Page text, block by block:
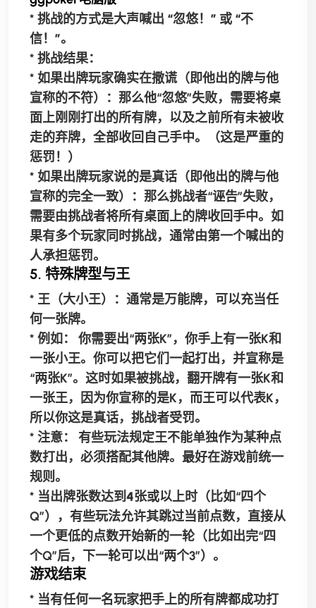
* 挑战的方式是大声喊出 “忽悠！” 或 “不
信！”。
* 挑战结果：
* 如果出牌玩家确实在撒谎 （即他出的牌与他
宣称的不符）：那么他“忽悠”失败，需要将桌
面上刚刚打出的所有牌，以及之前所有未被收
走的弃牌，全部收回自己手中。
（这是严重的
惩罚！）
* 如果出牌玩家说的是真话 （即他出的牌与他
宣称的完全一致）：那么挑战者“诬告”失败，
需要由挑战者将所有桌面上的牌收回手中。如
果有多个玩家同时挑战，通常由第一个喊出的
人承担惩罚。
5. 特殊牌型与王
* 王（大小王）
：通常是万能牌，可以充当任
何一张牌。
* 例如：
你需要出“两张K”，你手上有一张K和
一张小王。你可以把它们一起打出，并宣称是
“两张K”。这时如果被挑战，翻开牌有一张K和
一张王，因为你宣称的是K，而王可以代表K，
所以你这是真话，挑战者受罚。
* 注意：
有些玩法规定王不能单独作为某种点
数打出，必须搭配其他牌。最好在游戏前统一
规则。
* 当出牌张数达到4张或以上时 （比如“四个
Q”），有些玩法允许其跳过当前点数，直接从
一个更低的点数开始新的一轮（比如出完“四
个Q”后，下一轮可以出“两个3”）。
游戏结束
* 当有任何一名玩家把手上的所有牌都成功打